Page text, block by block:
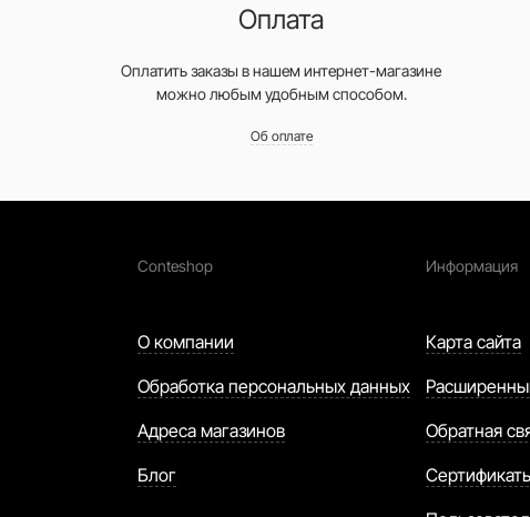
Оплата
Оплатить заказы в нашем интернет-магазине
можно любым удобным способом.
Об оплате
Conteshop
О компании
Обработка персональных данных
Адреса магазинов
Блог
Информация
Карта сайта
Обратная